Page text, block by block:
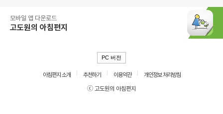
모바일 앱 다운로드
고도원의 아침편지
PC 버전
아침편지 소개 추천하기 이용약관
개인정보 처리방침
ⓒ 고도원의 아침편지